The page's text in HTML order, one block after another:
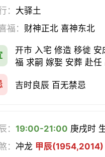
： 大驿土
福： 财神正北 喜神东北
开市 入宅 修造 移徙 安
福 求嗣 嫁娶 安葬 赴任
吉时良辰 百无禁忌
：19:00-21:00 庚戌时
：冲龙 甲辰(1954,2014)